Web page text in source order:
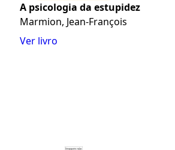
A psicologia da estupidez
Marmion, Jean-François
Ver livro